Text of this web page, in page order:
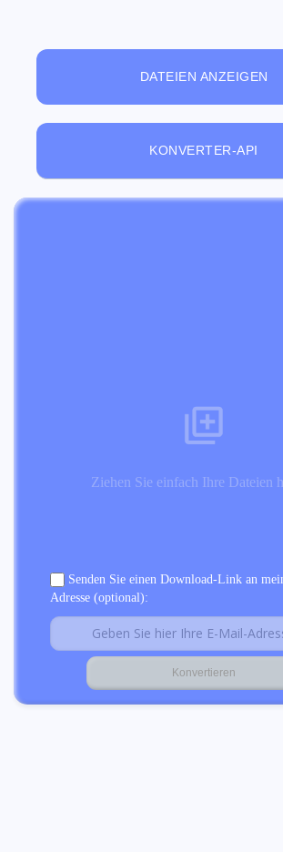
DATEIEN ANZEIGEN
KONVERTER-API
Ziehen Sie einfach Ihre Dateien
Senden Sie einen Download-Link an
Adresse (optional):